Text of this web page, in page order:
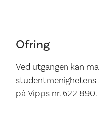
Ofring
Ved utgangen kan
studentmenighetens
på Vipps nr. 622 890.